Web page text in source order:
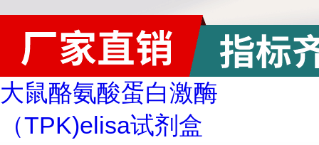
大鼠酪氨酸蛋白激酶
（TPK)elisa试剂盒